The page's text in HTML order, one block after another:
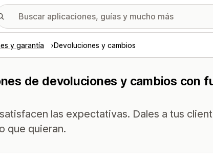
y garantía Devoluciones y cambios
de devoluciones y cambios con
las expectativas. Dales a tus
que quieran.